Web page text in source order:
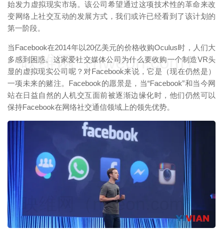
始发力虚拟现实市场。该公司希望通过这项技术性的革命来改
变网络上社交互动的发展方式，我们或许已经看到了该计划的
第一阶段。
当Facebook在2014年以20亿美元的价格收购Oculus时，人们大
多感到困惑。这家爱社交媒体公司为什么要收购一个制造VR头
显的虚拟现实公司呢？对Facebook来说，它是（现在仍然是）
一项未来的赌注。Facebook的愿景是，当“Facebook”和当今网
站在日益自然的人机交互面前被逐渐边缘化时，他们仍然可以
保持Facebook在网络社交通信领域上的领先优势。
映维网（nweon.com）
映维网（nweon.com）